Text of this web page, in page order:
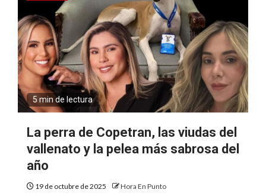
5 min de lectura
La perra de Copetran, las viudas del
vallenato y la pelea más sabrosa del
año
19 de octubre de 2025 Hora En Punto